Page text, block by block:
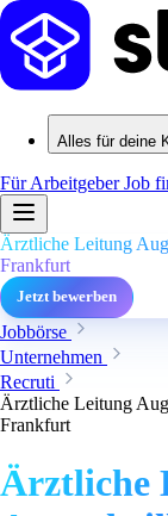
Alles für deine
Für ArbeitgeberJob
Ärztliche Leitung
Frankfurt
Jetzt bewerben
Jobbörse
Unternehmen
Recruti
Ärztliche Leitung
Frankfurt
Ärztliche